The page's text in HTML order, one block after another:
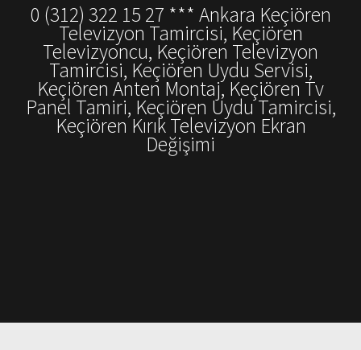
0 (312) 322 15 27 *** Ankara Keçiören
Televizyon Tamircisi, Keçiören
Televizyoncu, Keçiören Televizyon
Tamircisi, Keçiören Uydu Servisi,
Keçiören Anten Montaj, Keçiören Tv
Panel Tamiri, Keçiören Uydu Tamircisi,
Keçiören Kırık Televizyon Ekran
Değişimi